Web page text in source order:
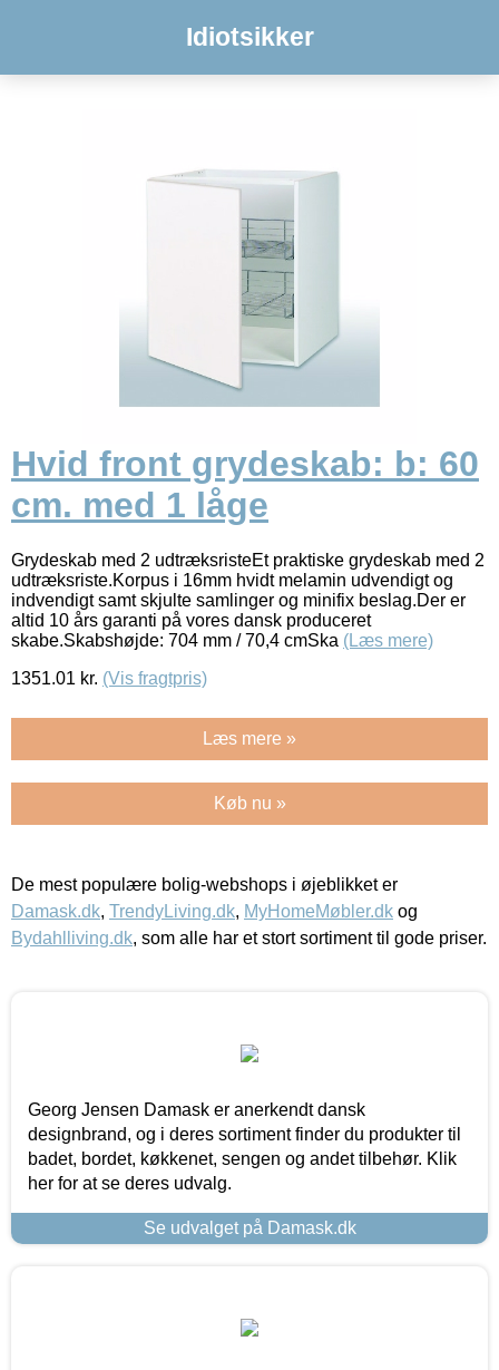
Idiotsikker
Hvid front grydeskab: b: 60
cm. med 1 låge
Grydeskab med 2 udtræksristeEt praktiske grydeskab med 2
udtræksriste.Korpus i 16mm hvidt melamin udvendigt og
indvendigt samt skjulte samlinger og minifix beslag.Der er
altid 10 års garanti på vores dansk produceret
skabe.Skabshøjde: 704 mm / 70,4 cmSka (Læs mere)
1351.01 kr. (Vis fragtpris)
Læs mere »
Køb nu »
De mest populære bolig-webshops i øjeblikket er
Damask.dk, TrendyLiving.dk, MyHomeMøbler.dk og
Bydahlliving.dk, som alle har et stort sortiment til gode priser.
Georg Jensen Damask er anerkendt dansk
designbrand, og i deres sortiment finder du produkter til
badet, bordet, køkkenet, sengen og andet tilbehør. Klik
her for at se deres udvalg.
Se udvalget på Damask.dk